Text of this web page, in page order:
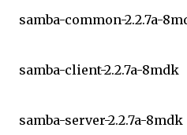
samba-common-2.2.7a-
samba-client-2.2.7a-8mdk
samba-server-2.2.7a-8mdk